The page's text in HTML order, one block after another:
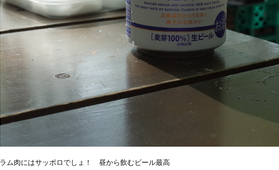
ラム肉にはサッポロでしょ！ 昼から飲むビール最高